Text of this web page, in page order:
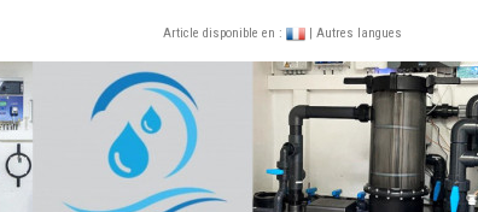
Article disponible en : | Autres langues